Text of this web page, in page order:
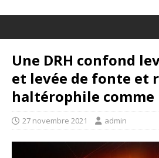
Une DRH confond
et levée de fonte et
haltérophile comme
27 novembre 2021 admin